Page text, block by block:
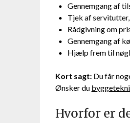
Gennemgang af
Tjek af
Rådgivning om
Gennemgang af
Hjælp frem til
Kort sagt: Du får
Ønsker du
Hvorfor er